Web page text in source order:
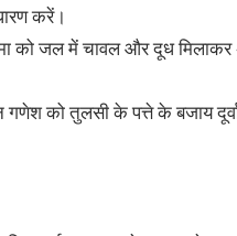
करें।
को जल में चावल और दूध मिलाकर
को तुलसी के पत्ते के बजाय